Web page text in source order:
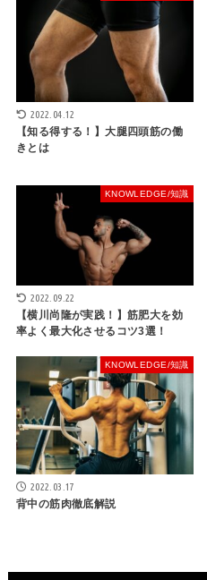
2022.04.12
【知る得する！】大腿四頭筋の働
きとは
KNOWLEDGE/知識
2022.09.22
【横川尚隆が実践！】筋肥大を効
率よく最大化させるコツ3選！
KNOWLEDGE/知識
2022.03.17
背中の筋肉徹底解説